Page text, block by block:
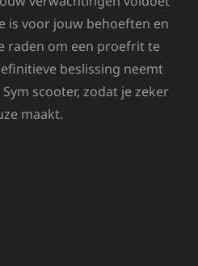
is voor jouw behoeften en
raden om een proefrit te
beslissing neemt
scooter, zodat je zeker
maakt.